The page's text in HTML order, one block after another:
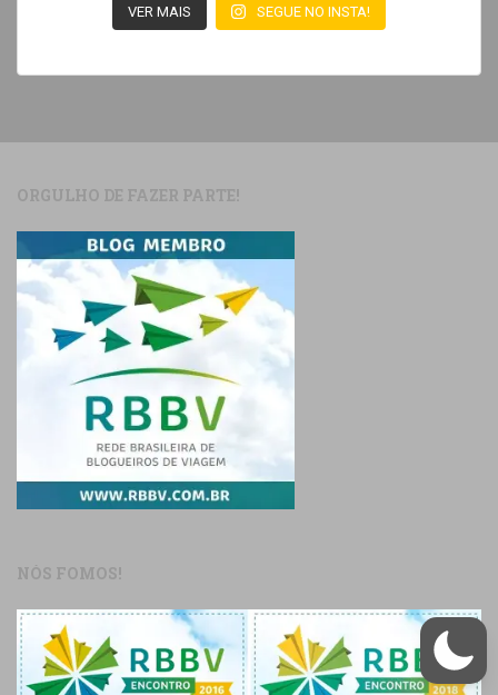
VER MAIS SEGUE NO INSTA!
ORGULHO DE FAZER PARTE!
NÓS FOMOS!